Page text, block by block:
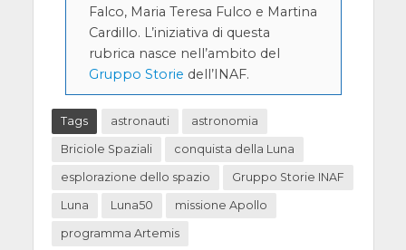
Falco, Maria Teresa Fulco e Martina
Cardillo. L’iniziativa di questa
rubrica nasce nell’ambito del
Gruppo Storie dell’INAF.
Tags astronauti astronomia
Briciole Spaziali conquista della Luna
esplorazione dello spazio Gruppo Storie INAF
Luna Luna50 missione Apollo
programma Artemis